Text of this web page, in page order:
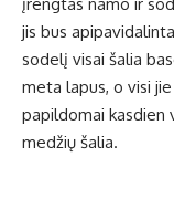
jis bus
sodelį visai šalia
meta lapus, o visi
papildomai kasdien
medžių šalia.